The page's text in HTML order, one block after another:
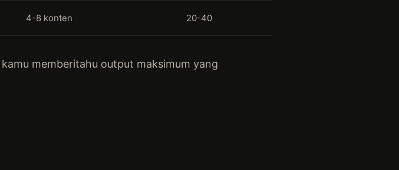
4-8 konten 20-40
memberitahu output maksimum yang